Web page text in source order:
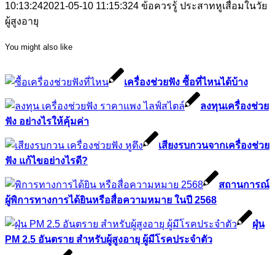
10:13:242021-05-10 11:15:324 ข้อควรรู้ ประสาทหูเสื่อมในวัย
ผู้สูงอายุ
You might also like
เครื่องช่วยฟัง ซื้อที่ไหนได้บ้าง
ลงทุนเครื่องช่วย
ฟัง อย่างไรให้คุ้มค่า
เสียงรบกวนจากเครื่องช่วย
ฟัง แก้ไขอย่างไรดี?
สถานการณ์
ผู้พิการทางการได้ยินหรือสื่อความหมาย ในปี 2568
ฝุ่น
PM 2.5 อันตราย สำหรับผู้สูงอายุ ผู้มีโรคประจำตัว